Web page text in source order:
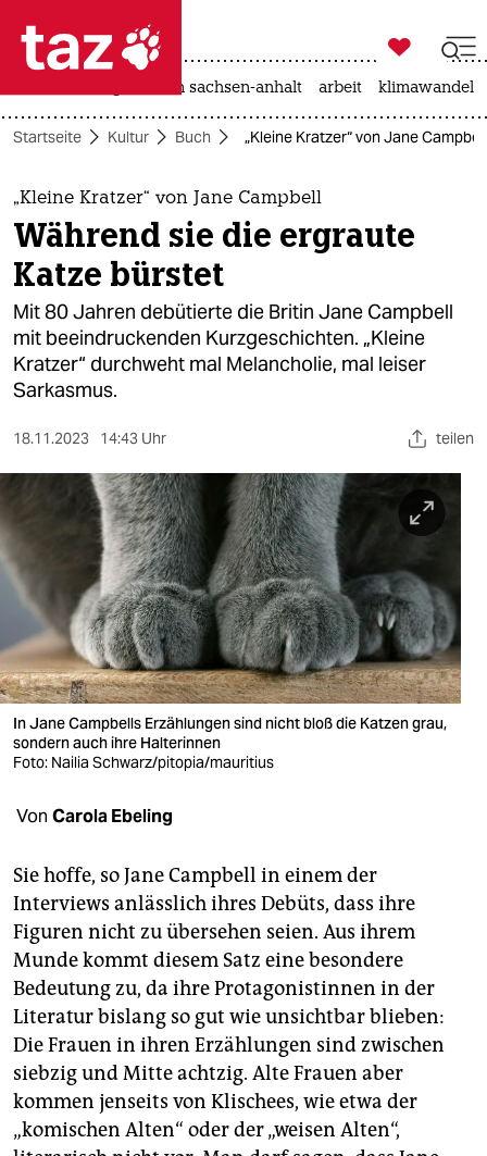
 taz zahl ich
taz zahl ich
themen
politik
öko
gesellschaft
kultur
sport
berlin
nord
wahrheit
verlag
verlag
veranstaltungen
shop
fragen & hilfe
abo
genossenschaft
epaper login

taz zahl ich
landtagswahl in sachsen-anhalt arbeit klimawandel
Startseite Kultur Buch „Kleine Kratzer“ von Jane
„Kleine Kratzer“ von Jane Campbell
Während sie die ergraute
Katze bürstet
Mit 80 Jahren debütierte die Britin Jane Campbell
mit beeindruckenden Kurzgeschichten. „Kleine
Kratzer“ durchweht mal Melancholie, mal leiser
Sarkasmus.
18.11.2023 14:43 Uhr teilen
In Jane Campbells Erzählungen sind nicht bloß die Katzen grau,
sondern auch ihre Halterinnen
Foto: Nailia Schwarz/pitopia/mauritius
Von Carola Ebeling
Sie hoffe, so Jane Campbell in einem der
Interviews anlässlich ihres Debüts, dass ihre
Figuren nicht zu übersehen seien. Aus ihrem
Munde kommt diesem Satz eine besondere
Bedeutung zu, da ihre Protagonistinnen in der
Literatur bislang so gut wie ­unsichtbar blieben:
Die Frauen in ihren Erzählungen sind ­zwischen
siebzig und Mitte achtzig. Alte Frauen aber
kommen jenseits von Klischees, wie etwa der
„komischen Alten“ oder der „weisen Alten“,